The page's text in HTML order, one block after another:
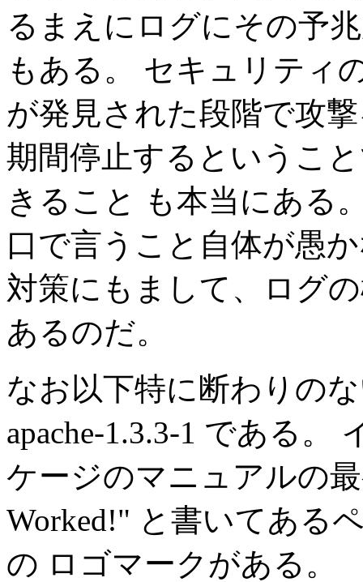
るまえにログにその予
もある。 セキュリティ
が発見された段階で攻
期間停止するというこ
きること も本当にある
口で言うこと自体が愚
対策にもまして、ログ
あるのだ。
なお以下特に断わりの
apache-1.3.3-1 である。
ケージのマニュアルの
Worked!" と書いてある
の ロゴマークがある。